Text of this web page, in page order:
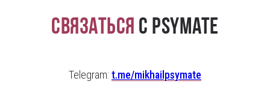
Связаться с PsyMate
Telegram: t.me/mikhailpsymate